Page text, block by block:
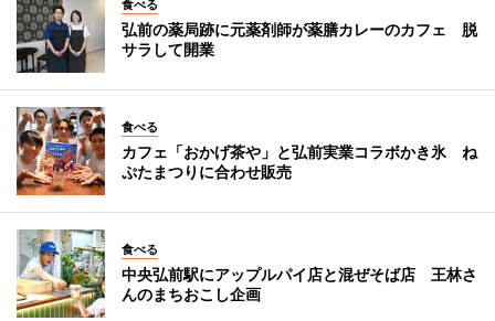
食べる
弘前の薬局跡に元薬剤師が薬膳カレーのカフェ 脱
サラして開業
食べる
カフェ「おかげ茶や」と弘前実業コラボかき氷 ね
ぷたまつりに合わせ販売
食べる
中央弘前駅にアップルパイ店と混ぜそば店 王林さ
んのまちおこし企画